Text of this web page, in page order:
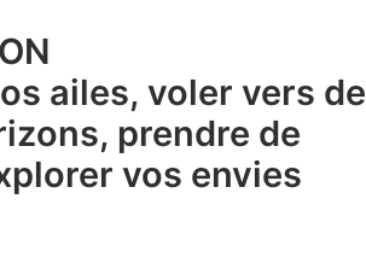
ailes, voler vers de
prendre de
vos envies